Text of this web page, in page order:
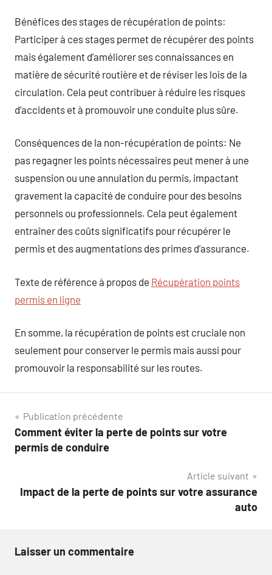
Bénéfices des stages de récupération de points:
Participer à ces stages permet de récupérer des points
mais également d’améliorer ses connaissances en
matière de sécurité routière et de réviser les lois de la
circulation. Cela peut contribuer à réduire les risques
d’accidents et à promouvoir une conduite plus sûre.
Conséquences de la non-récupération de points: Ne
pas regagner les points nécessaires peut mener à une
suspension ou une annulation du permis, impactant
gravement la capacité de conduire pour des besoins
personnels ou professionnels. Cela peut également
entraîner des coûts significatifs pour récupérer le
permis et des augmentations des primes d’assurance.
Texte de référence à propos de Récupération points
permis en ligne
En somme, la récupération de points est cruciale non
seulement pour conserver le permis mais aussi pour
promouvoir la responsabilité sur les routes.
Navigation
de
Publication précédente
Comment éviter la perte de points sur votre
permis de conduire
Article suivant
Impact de la perte de points sur votre assurance
auto
Laisser un commentaire